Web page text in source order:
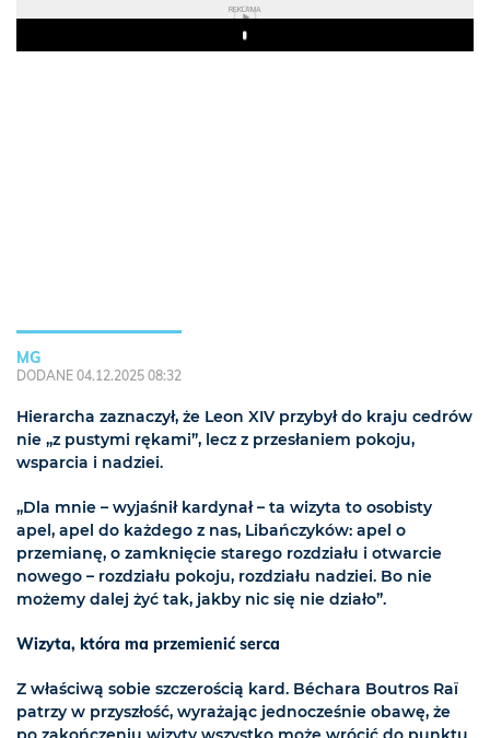
REKLAMA
Play
MG
DODANE 04.12.2025 08:32
Hierarcha zaznaczył, że Leon XIV przybył do kraju cedrów
nie „z pustymi rękami”, lecz z przesłaniem pokoju,
wsparcia i nadziei.
„Dla mnie – wyjaśnił kardynał – ta wizyta to osobisty
apel, apel do każdego z nas, Libańczyków: apel o
przemianę, o zamknięcie starego rozdziału i otwarcie
nowego – rozdziału pokoju, rozdziału nadziei. Bo nie
możemy dalej żyć tak, jakby nic się nie działo”.
Wizyta, która ma przemienić serca
Z właściwą sobie szczerością kard. Béchara Boutros Raï
patrzy w przyszłość, wyrażając jednocześnie obawę, że